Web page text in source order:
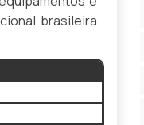
brasileira